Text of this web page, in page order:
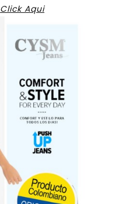
Click Aqui